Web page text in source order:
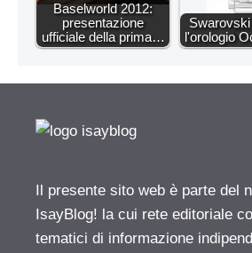
Baselworld 2012:
presentazione
ufficiale della prima…
l'orologio
Il presente sito web è parte del
IsayBlog! la cui rete editoriale
tematici di informazione